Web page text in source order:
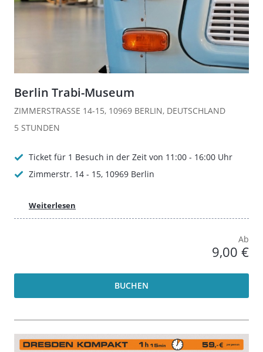
Berlin Trabi-Museum
ZIMMERSTRASSE 14-15, 10969 BERLIN, DEUTSCHLAND
5 STUNDEN
Ticket für 1 Besuch in der Zeit von 11:00 - 16:00 Uhr
Zimmerstr. 14 - 15, 10969 Berlin
Weiterlesen
Ab
9,00 €
BUCHEN